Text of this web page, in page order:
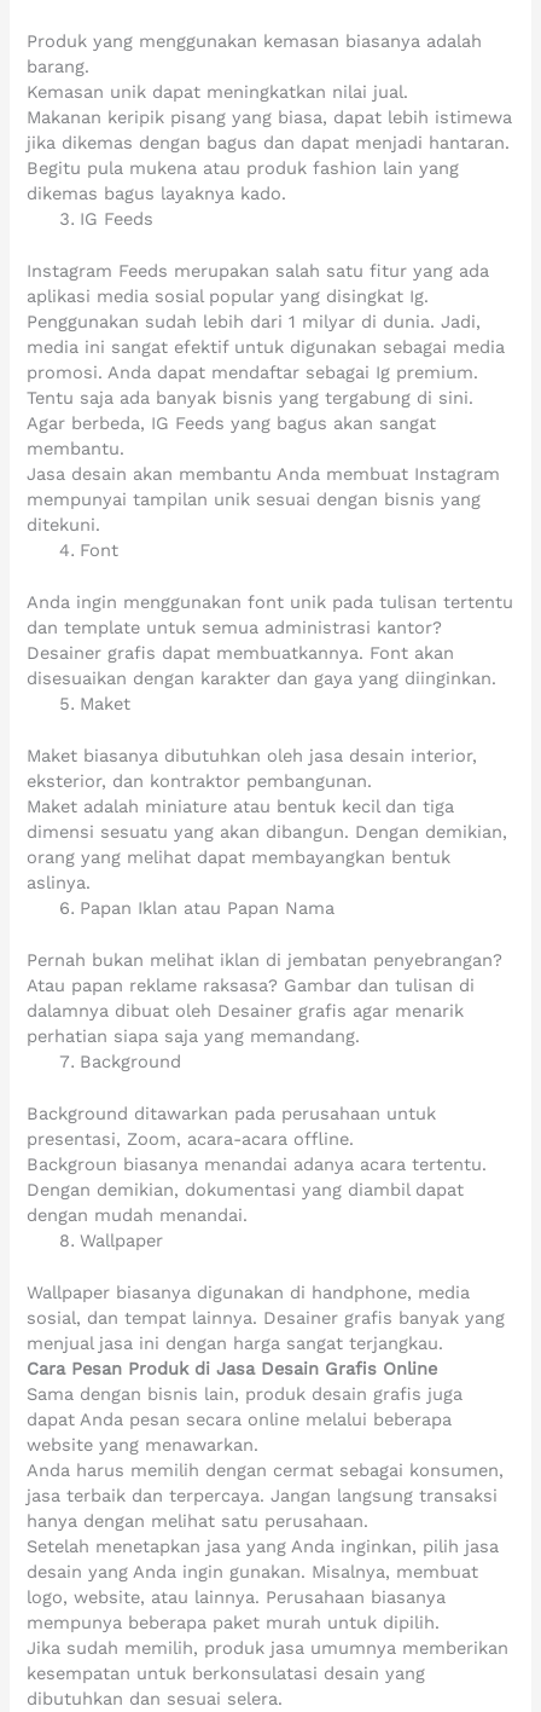
Produk yang menggunakan kemasan biasanya adalah
barang.
Kemasan unik dapat meningkatkan nilai jual.
Makanan keripik pisang yang biasa, dapat lebih istimewa
jika dikemas dengan bagus dan dapat menjadi hantaran.
Begitu pula mukena atau produk fashion lain yang
dikemas bagus layaknya kado.
IG Feeds
Instagram Feeds merupakan salah satu fitur yang ada
aplikasi media sosial popular yang disingkat Ig.
Penggunakan sudah lebih dari 1 milyar di dunia. Jadi,
media ini sangat efektif untuk digunakan sebagai media
promosi. Anda dapat mendaftar sebagai Ig premium.
Tentu saja ada banyak bisnis yang tergabung di sini.
Agar berbeda, IG Feeds yang bagus akan sangat
membantu.
Jasa desain akan membantu Anda membuat Instagram
mempunyai tampilan unik sesuai dengan bisnis yang
ditekuni.
Font
Anda ingin menggunakan font unik pada tulisan tertentu
dan template untuk semua administrasi kantor?
Desainer grafis dapat membuatkannya. Font akan
disesuaikan dengan karakter dan gaya yang diinginkan.
Maket
Maket biasanya dibutuhkan oleh jasa desain interior,
eksterior, dan kontraktor pembangunan.
Maket adalah miniature atau bentuk kecil dan tiga
dimensi sesuatu yang akan dibangun. Dengan demikian,
orang yang melihat dapat membayangkan bentuk
aslinya.
Papan Iklan atau Papan Nama
Pernah bukan melihat iklan di jembatan penyebrangan?
Atau papan reklame raksasa? Gambar dan tulisan di
dalamnya dibuat oleh Desainer grafis agar menarik
perhatian siapa saja yang memandang.
Background
Background ditawarkan pada perusahaan untuk
presentasi, Zoom, acara-acara offline.
Backgroun biasanya menandai adanya acara tertentu.
Dengan demikian, dokumentasi yang diambil dapat
dengan mudah menandai.
Wallpaper
Wallpaper biasanya digunakan di handphone, media
sosial, dan tempat lainnya. Desainer grafis banyak yang
menjual jasa ini dengan harga sangat terjangkau.
Cara Pesan Produk di Jasa Desain Grafis Online
Sama dengan bisnis lain, produk desain grafis juga
dapat Anda pesan secara online melalui beberapa
website yang menawarkan.
Anda harus memilih dengan cermat sebagai konsumen,
jasa terbaik dan terpercaya. Jangan langsung transaksi
hanya dengan melihat satu perusahaan.
Setelah menetapkan jasa yang Anda inginkan, pilih jasa
desain yang Anda ingin gunakan. Misalnya, membuat
logo, website, atau lainnya. Perusahaan biasanya
mempunya beberapa paket murah untuk dipilih.
Jika sudah memilih, produk jasa umumnya memberikan
kesempatan untuk berkonsulatasi desain yang
dibutuhkan dan sesuai selera.